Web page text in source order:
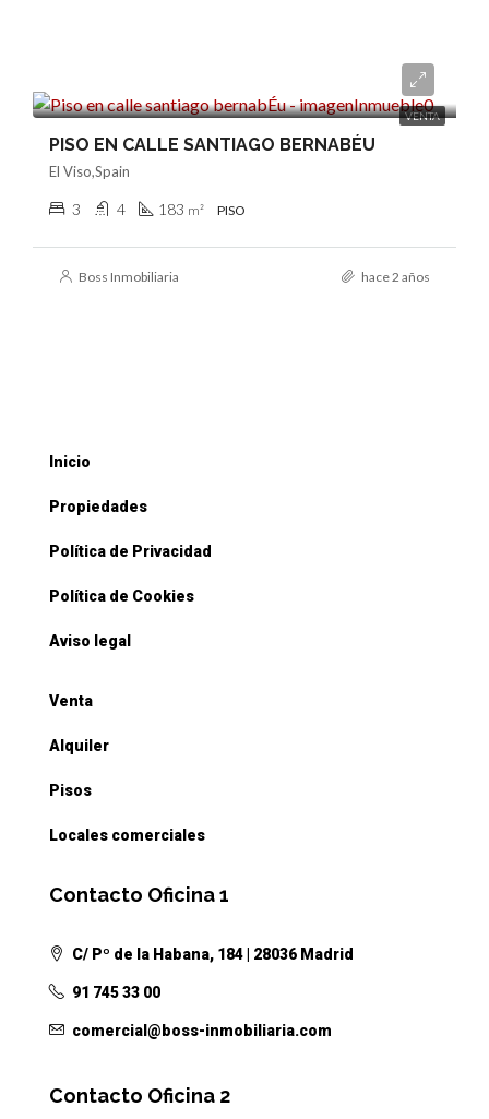
VENTA
PISO EN CALLE SANTIAGO BERNABÉU
El Viso,Spain
3 4 183 m² PISO
Boss Inmobiliaria hace 2 años
Inicio
Propiedades
Política de Privacidad
Política de Cookies
Aviso legal
Venta
Alquiler
Pisos
Locales comerciales
Contacto Oficina 1
C/ Pº de la Habana, 184 | 28036 Madrid
91 745 33 00
comercial@boss-inmobiliaria.com
Contacto Oficina 2